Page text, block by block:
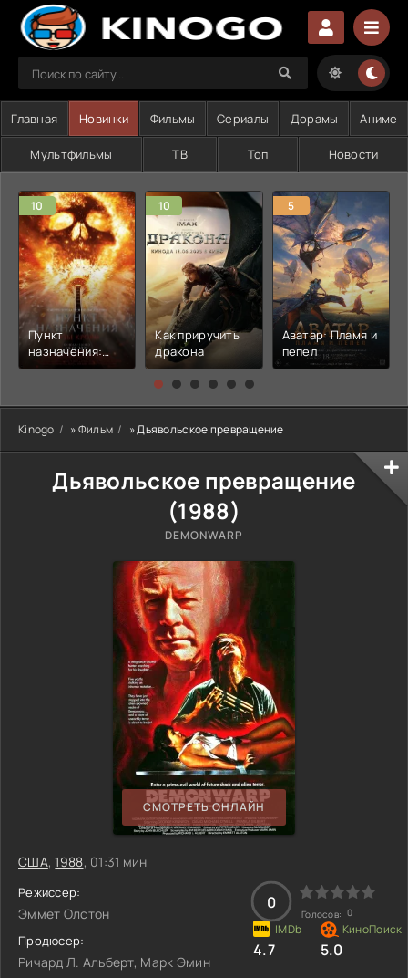
Главная Новинки Фильмы Сериалы Дорамы Аниме
Мультфильмы ТВ Топ Новости
10
Пункт
назначения:
Узы крови
10
Как приручить
дракона
5
Аватар: Пламя и
пепел
Kinogo »Фильм » Дьявольское превращение
Дьявольское превращение
(1988)
DEMONWARP
СМОТРЕТЬ ОНЛАЙН
США,1988, 01:31 мин
Режиссер:
Эммет Олстон
Продюсер:
Ричард Л. Альберт, Марк Эмин
0
Голосов: 0
4.7 5.0